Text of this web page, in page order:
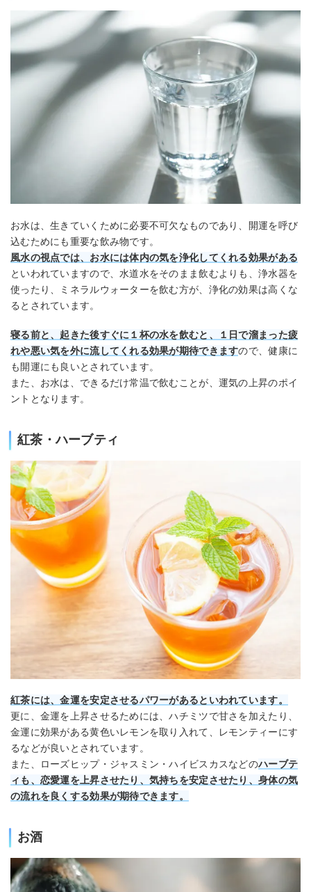
お水は、生きていくために必要不可欠なものであり、開運を呼び
込むためにも重要な飲み物です。
風水の視点では、お水には体内の気を浄化してくれる効果がある
といわれていますので、水道水をそのまま飲むよりも、浄水器を
使ったり、ミネラルウォーターを飲む方が、浄化の効果は高くな
るとされています。
寝る前と、起きた後すぐに１杯の水を飲むと、１日で溜まった疲
れや悪い気を外に流してくれる効果が期待できますので、健康に
も開運にも良いとされています。
また、お水は、できるだけ常温で飲むことが、運気の上昇のポイ
ントとなります。
紅茶・ハーブティ
紅茶には、金運を安定させるパワーがあるといわれています。
更に、金運を上昇させるためには、ハチミツで甘さを加えたり、
金運に効果がある黄色いレモンを取り入れて、レモンティーにす
るなどが良いとされています。
また、ローズヒップ・ジャスミン・ハイビスカスなどのハーブテ
ィも、恋愛運を上昇させたり、気持ちを安定させたり、身体の気
の流れを良くする効果が期待できます。
お酒